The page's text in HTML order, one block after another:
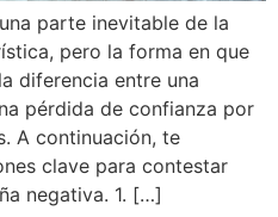
parte inevitable de la
pero la forma en que
diferencia entre una
pérdida de confianza por
A continuación, te
clave para contestar
negativa. 1. […]